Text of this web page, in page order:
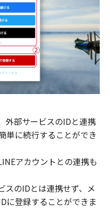
部サービスのIDと連携
単に続行することができ
アカウントとの連携も
のIDとは連携せず、メ
に登録することができま